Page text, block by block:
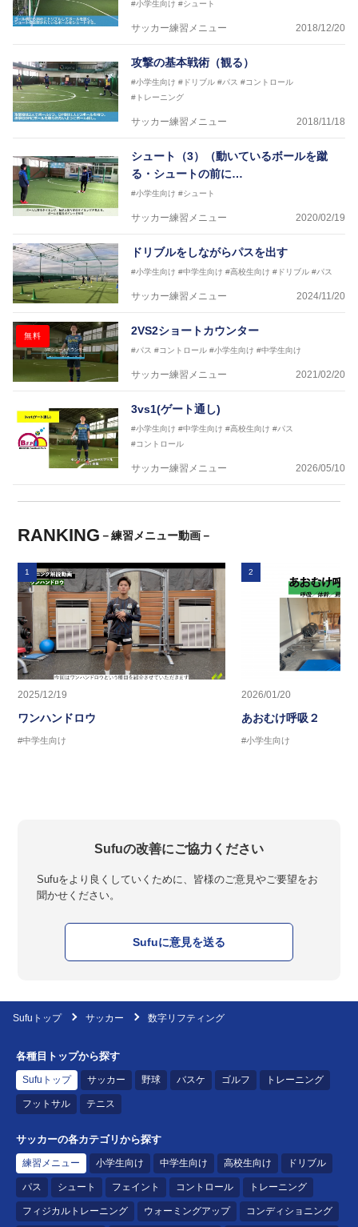
#小学生向け #シュート
サッカー練習メニュー 2018/12/20
攻撃の基本戦術（観る）
#小学生向け #ドリブル #パス #コントロール
#トレーニング
サッカー練習メニュー 2018/11/18
シュート（3）（動いているボールを蹴
る・シュートの前に…
#小学生向け #シュート
サッカー練習メニュー 2020/02/19
ドリブルをしながらパスを出す
#小学生向け #中学生向け #高校生向け #ドリブル #パス
サッカー練習メニュー 2024/11/20
無料 2VS2ショートカウンター
#パス #コントロール #小学生向け #中学生向け
サッカー練習メニュー 2021/02/20
3vs1(ゲート通し)
#小学生向け #中学生向け #高校生向け #パス
#コントロール
サッカー練習メニュー 2026/05/10
RANKING －練習メニュー動画－
1
2025/12/19
ワンハンドロウ
#中学生向け
2
2026/01/20
あおむけ呼吸２
#小学生向け
Sufuの改善にご協力ください
Sufuをより良くしていくために、皆様のご意見やご要望をお
聞かせください。
Sufuに意見を送る
Sufuトップ サッカー 数字リフティング
各種目トップから探す
Sufuトップ サッカー 野球 バスケ ゴルフ トレーニング
フットサル テニス
サッカーの各カテゴリから探す
練習メニュー 小学生向け 中学生向け 高校生向け ドリブル
パス シュート フェイント コントロール トレーニング
フィジカルトレーニング ウォーミングアップ コンディショニング